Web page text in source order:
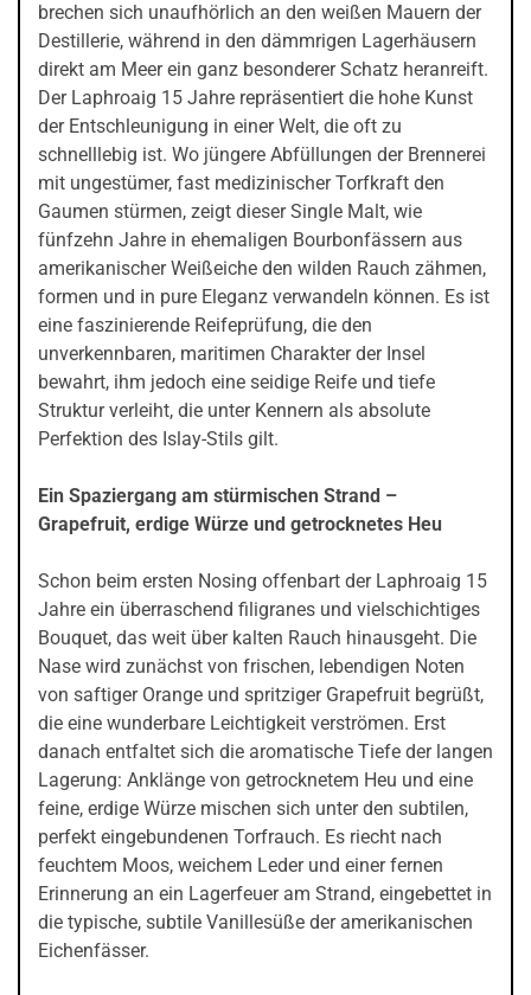
brechen sich unaufhörlich an den weißen Mauern der
Destillerie, während in den dämmrigen Lagerhäusern
direkt am Meer ein ganz besonderer Schatz heranreift.
Der Laphroaig 15 Jahre repräsentiert die hohe Kunst
der Entschleunigung in einer Welt, die oft zu
schnelllebig ist. Wo jüngere Abfüllungen der Brennerei
mit ungestümer, fast medizinischer Torfkraft den
Gaumen stürmen, zeigt dieser Single Malt, wie
fünfzehn Jahre in ehemaligen Bourbonfässern aus
amerikanischer Weißeiche den wilden Rauch zähmen,
formen und in pure Eleganz verwandeln können. Es ist
eine faszinierende Reifeprüfung, die den
unverkennbaren, maritimen Charakter der Insel
bewahrt, ihm jedoch eine seidige Reife und tiefe
Struktur verleiht, die unter Kennern als absolute
Perfektion des Islay-Stils gilt.
Ein Spaziergang am stürmischen Strand –
Grapefruit, erdige Würze und getrocknetes Heu
Schon beim ersten Nosing offenbart der Laphroaig 15
Jahre ein überraschend filigranes und vielschichtiges
Bouquet, das weit über kalten Rauch hinausgeht. Die
Nase wird zunächst von frischen, lebendigen Noten
von saftiger Orange und spritziger Grapefruit begrüßt,
die eine wunderbare Leichtigkeit verströmen. Erst
danach entfaltet sich die aromatische Tiefe der langen
Lagerung: Anklänge von getrocknetem Heu und eine
feine, erdige Würze mischen sich unter den subtilen,
perfekt eingebundenen Torfrauch. Es riecht nach
feuchtem Moos, weichem Leder und einer fernen
Erinnerung an ein Lagerfeuer am Strand, eingebettet in
die typische, subtile Vanillesüße der amerikanischen
Eichenfässer.